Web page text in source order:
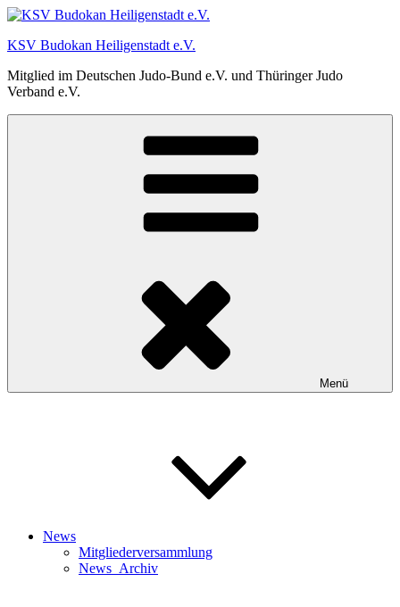
Zum
springen
KSV Budokan Heiligenstadt e.V.
Mitglied im Deutschen Judo-Bund e.V. und Thüringer Judo
Verband e.V.
Menü
News
Mitgliederversammlung
News_Archiv